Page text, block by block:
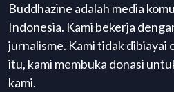
Buddhazine adalah media
Indonesia. Kami bekerja
jurnalisme. Kami tidak dibiayai
itu, kami membuka donasi
kami.